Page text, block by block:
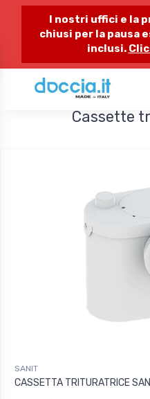
I nostri uffici e la
chiusi per la pausa
inclusi.
Cassette
SANIT
CASSETTA TRITURATRICE